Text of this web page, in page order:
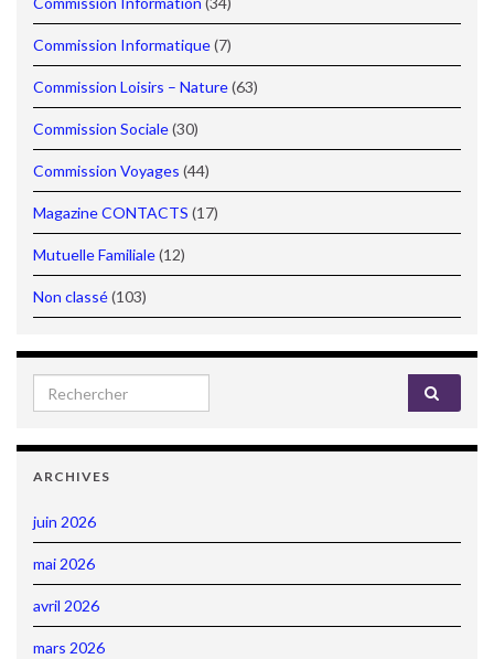
Commission Informatique(7)
Commission Loisirs – Nature(63)
Commission Sociale(30)
Commission Voyages (44)
Magazine CONTACTS (17)
Mutuelle Familiale(12)
Non classé(103)
Search for:
ARCHIVES
juin 2026
mai 2026
avril 2026
mars 2026